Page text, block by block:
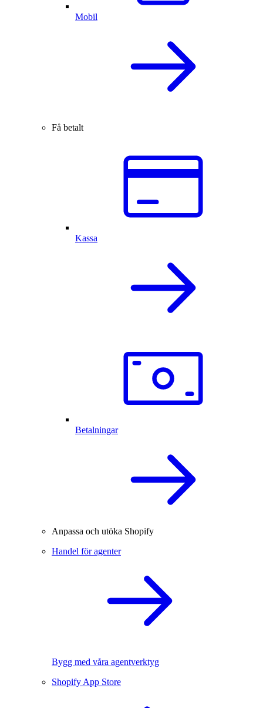
Mobil
Få betalt
Kassa
Betalningar
Anpassa och utöka Shopify
Handel för agenter
Bygg med våra agentverktyg
Shopify App Store